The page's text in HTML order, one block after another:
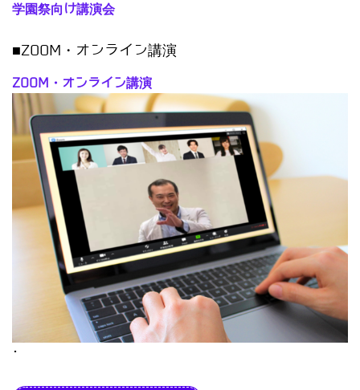
学園祭向け講演会
■ZOOM・オンライン講演
ZOOM・オンライン講演
･